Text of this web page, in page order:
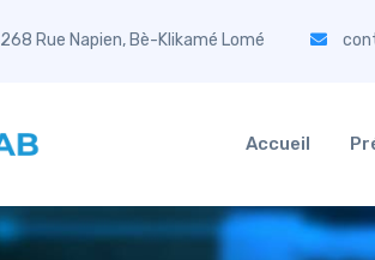
268 Rue Napien, Bè-Klikamé Lomé
Accueil